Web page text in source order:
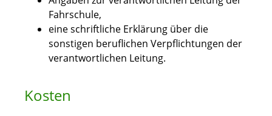
Fahrschule,
eine schriftliche Erklärung über die
sonstigen beruflichen Verpflichtungen der
verantwortlichen Leitung.
Kosten